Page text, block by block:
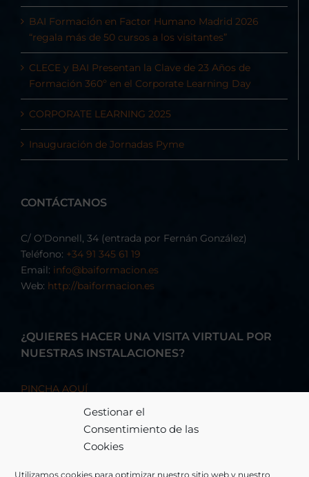
Gestionar el
Consentimiento de las
Cookies
Utilizamos cookies para optimizar nuestro sitio web y nuestro
BAI Formación en Factor Humano Madrid 2026
“regala más de 50 cursos a los visitantes”
CLECE y BAI Presentan la Clave de 23 Años de
Formación 360º en el Corporate Learning Day
CORPORATE LEARNING 2025
Inauguración de Jornadas Pyme
CONTÁCTANOS
C/ O'Donnell, 34 (entrada por Fernán González)
Teléfono: +34 91 345 61 19
Email: info@baiformacion.es
Web: http://baiformacion.es
¿QUIERES HACER UNA VISITA VIRTUAL POR
NUESTRAS INSTALACIONES?
PINCHA AQUÍ